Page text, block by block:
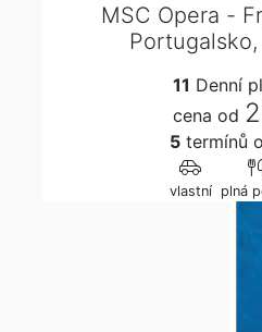
MSC Opera -
11 Denní
cena od
5termínů
vlastní plná